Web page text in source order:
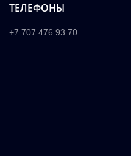
ТЕЛЕФОНЫ
+7 707 476 93 70